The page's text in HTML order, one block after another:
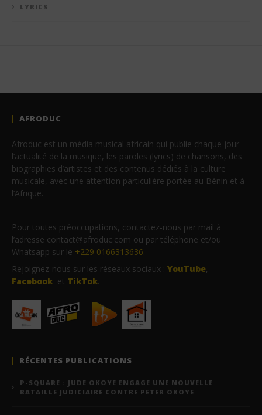
LYRICS
AFRODUC
Afroduc est un média musical africain qui publie chaque jour
l’actualité de la musique, les paroles (lyrics) de chansons, des
biographies d’artistes et des contenus dédiés à la culture
musicale, avec une attention particulière portée au Bénin et à
l’Afrique.
Pour toutes préoccupations, contactez-nous par mail à
l’adresse contact@afroduc.com ou par téléphone et/ou
Whatsapp sur le +229 0166313636.
Rejoignez-nous sur les réseaux sociaux : YouTube,
Facebook et TikTok.
RÉCENTES PUBLICATIONS
P-SQUARE : JUDE OKOYE ENGAGE UNE NOUVELLE
BATAILLE JUDICIAIRE CONTRE PETER OKOYE